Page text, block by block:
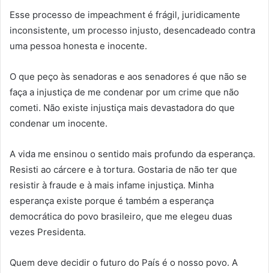
Esse processo de impeachment é frágil, juridicamente
inconsistente, um processo injusto, desencadeado contra
uma pessoa honesta e inocente.
O que peço às senadoras e aos senadores é que não se
faça a injustiça de me condenar por um crime que não
cometi. Não existe injustiça mais devastadora do que
condenar um inocente.
A vida me ensinou o sentido mais profundo da esperança.
Resisti ao cárcere e à tortura. Gostaria de não ter que
resistir à fraude e à mais infame injustiça. Minha
esperança existe porque é também a esperança
democrática do povo brasileiro, que me elegeu duas
vezes Presidenta.
Quem deve decidir o futuro do País é o nosso povo. A